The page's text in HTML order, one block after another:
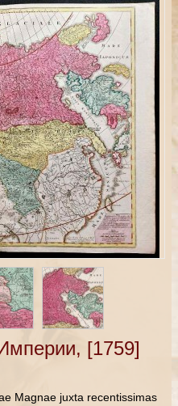
[1759]
Magnae juxta recentissimas